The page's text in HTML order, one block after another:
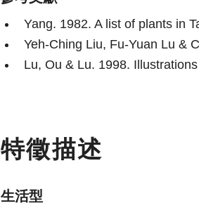
Yang. 1982. A list of plants in
Yeh-Ching Liu, Fu-Yuan Lu &
Lu, Ou & Lu. 1998.
特徵描述
生活型